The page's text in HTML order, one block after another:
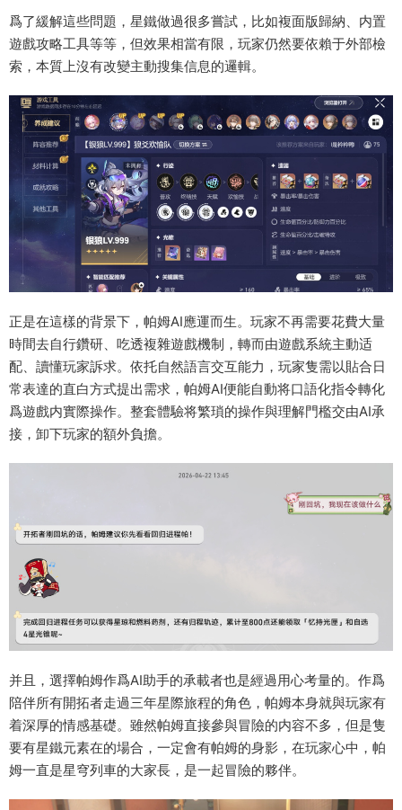
爲了緩解這些問題，星鐵做過很多嘗試，比如複面版歸納、内置
遊戲攻略工具等等，但效果相當有限，玩家仍然要依賴于外部檢
索，本質上沒有改變主動搜集信息的邏輯。
正是在這樣的背景下，帕姆AI應運而生。玩家不再需要花費大量
時間去自行鑽研、吃透複雜遊戲機制，轉而由遊戲系統主動适
配、讀懂玩家訴求。依托自然語言交互能力，玩家隻需以貼合日
常表達的直白方式提出需求，帕姆AI便能自動将口語化指令轉化
爲遊戲内實際操作。整套體驗将繁瑣的操作與理解門檻交由AI承
接，卸下玩家的額外負擔。
并且，選擇帕姆作爲AI助手的承載者也是經過用心考量的。作爲
陪伴所有開拓者走過三年星際旅程的角色，帕姆本身就與玩家有
着深厚的情感基礎。雖然帕姆直接參與冒險的内容不多，但是隻
要有星鐵元素在的場合，一定會有帕姆的身影，在玩家心中，帕
姆一直是星穹列車的大家長，是一起冒險的夥伴。